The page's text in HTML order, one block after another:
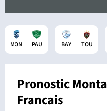
MON PAU BAY TOU
Pronostic
Francais